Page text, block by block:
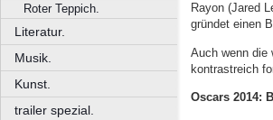
Roter Teppich.
Literatur.
Musik.
Kunst.
trailer spezial.
Rayon (Jared
gründet einen
Auch wenn die
kontrastreich
Oscars 2014: